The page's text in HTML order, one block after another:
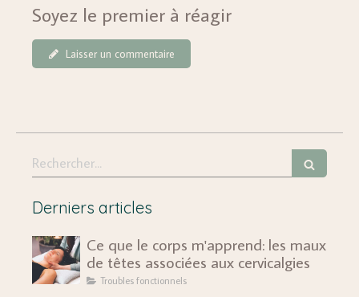
Soyez le premier à réagir
Laisser un commentaire
Rechercher
Derniers articles
Ce que le corps m'apprend: les maux
de têtes associées aux cervicalgies
Troubles fonctionnels